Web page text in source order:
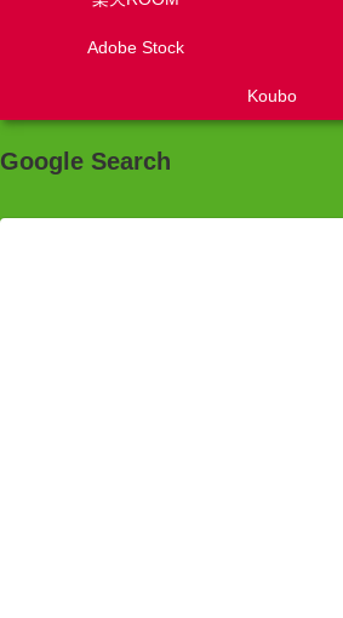
Adobe Stock
Koubo
Google Search